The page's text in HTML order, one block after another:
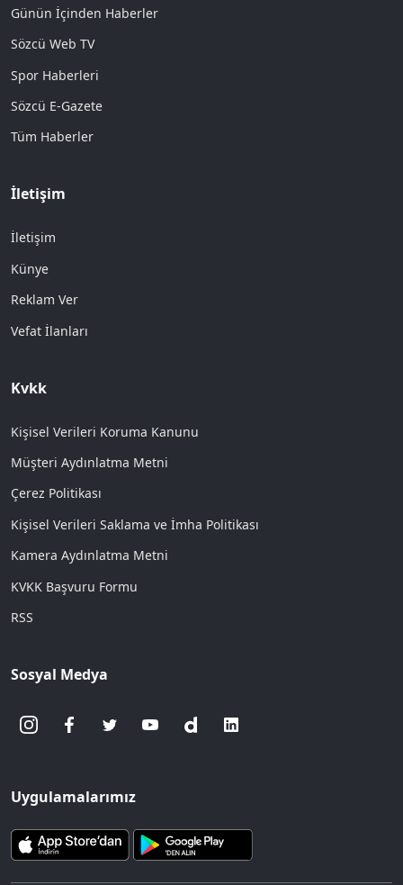
Günün İçinden Haberler
Sözcü Web TV
Spor Haberleri
Sözcü E-Gazete
Tüm Haberler
İletişim
İletişim
Künye
Reklam Ver
Vefat İlanları
Kvkk
Kişisel Verileri Koruma Kanunu
Müşteri Aydınlatma Metni
Çerez Politikası
Kişisel Verileri Saklama ve İmha Politikası
Kamera Aydınlatma Metni
KVKK Başvuru Formu
RSS
Sosyal Medya
Uygulamalarımız